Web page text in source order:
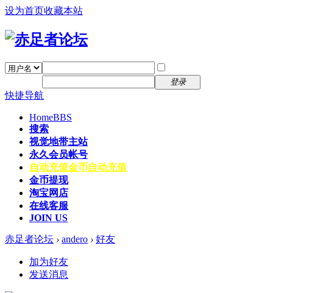
设为首页收藏本站
登录
快捷导航
HomeBBS
搜索
视觉地带主站
永久会员帐号
自动充值金币自动充值
金币提现
淘宝网店
在线客服
JOIN US
赤足者论坛 › andero › 好友
加为好友
发送消息